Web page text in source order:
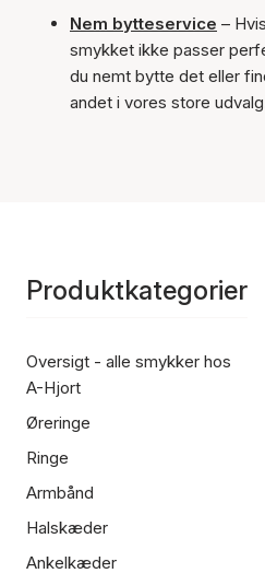
Nem bytteservice – Hvis
smykket ikke passer
du nemt bytte det eller
andet i vores store
Produktkategorier
Oversigt - alle smykker hos
A-Hjort
Øreringe
Ringe
Armbånd
Halskæder
Ankelkæder